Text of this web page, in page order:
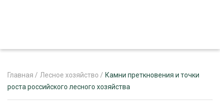
Главная / Лесное хозяйство / Камни преткновения и точки
роста российского лесного хозяйства